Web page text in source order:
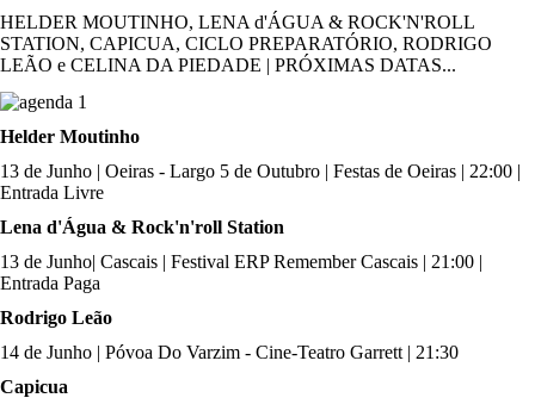
HELDER MOUTINHO, LENA d'ÁGUA & ROCK'N'ROLL
STATION, CAPICUA, CICLO PREPARATÓRIO, RODRIGO
LEÃO e CELINA DA PIEDADE | PRÓXIMAS DATAS...
Helder Moutinho
13 de Junho | Oeiras - Largo 5 de Outubro | Festas de Oeiras | 22:00 |
Entrada Livre
Lena d'Água & Rock'n'roll Station
13 de Junho| Cascais | Festival ERP Remember Cascais | 21:00 |
Entrada Paga
Rodrigo Leão
14 de Junho | Póvoa Do Varzim - Cine-Teatro Garrett | 21:30
Capicua